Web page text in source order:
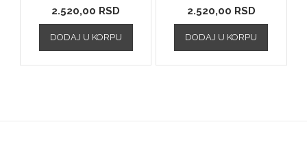
2.520,00 RSD
DODAJ U KORPU
2.520,00 RSD
DODAJ U KORPU